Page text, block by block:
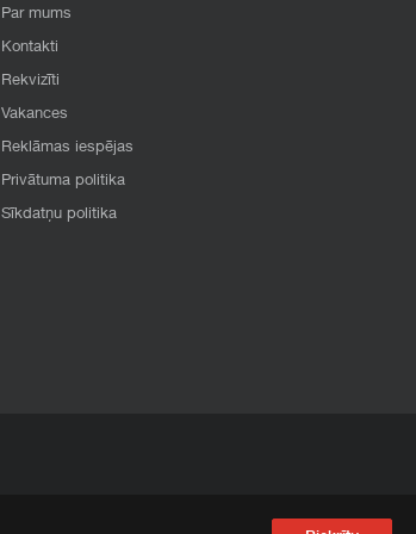
Par mums
Kontakti
Rekvizīti
Vakances
Reklāmas iespējas
Privātuma politika
Sīkdatņu politika